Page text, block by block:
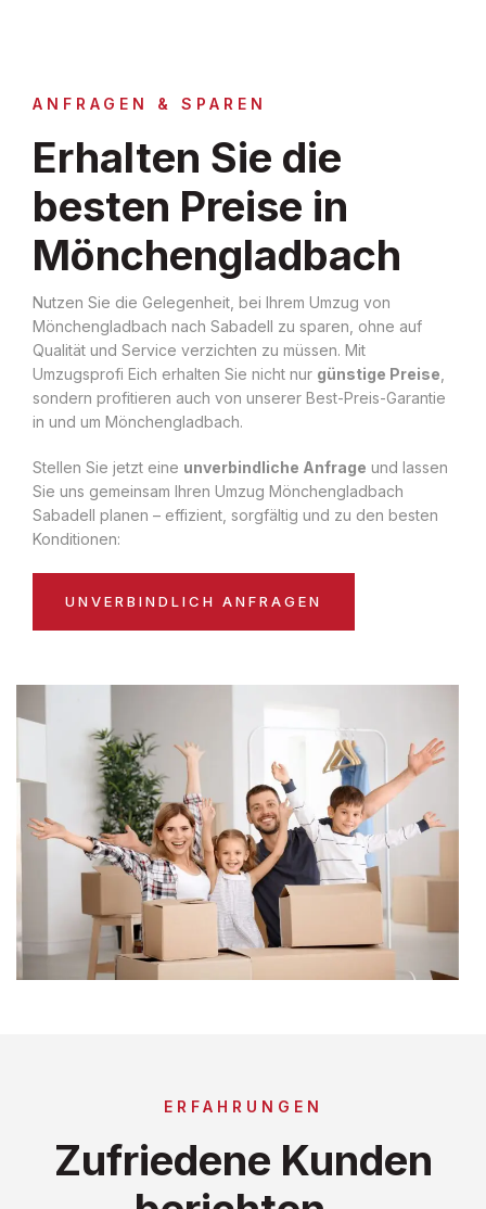
ANFRAGEN & SPAREN
Erhalten Sie die
besten Preise in
Mönchengladbach
Nutzen Sie die Gelegenheit, bei Ihrem Umzug von
Mönchengladbach nach Sabadell zu sparen, ohne auf
Qualität und Service verzichten zu müssen. Mit
Umzugsprofi Eich erhalten Sie nicht nur günstige Preise
sondern profitieren auch von unserer Best-Preis-Garantie
in und um Mönchengladbach.
Stellen Sie jetzt eine unverbindliche Anfrage und lassen
Sie uns gemeinsam Ihren Umzug Mönchengladbach
Sabadell planen – effizient, sorgfältig und zu den besten
Konditionen:
UNVERBINDLICH ANFRAGEN
ERFAHRUNGEN
Zufriedene Kunden